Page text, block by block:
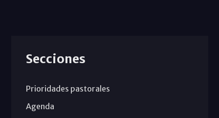
Secciones
Prioridades pastorales
Agenda